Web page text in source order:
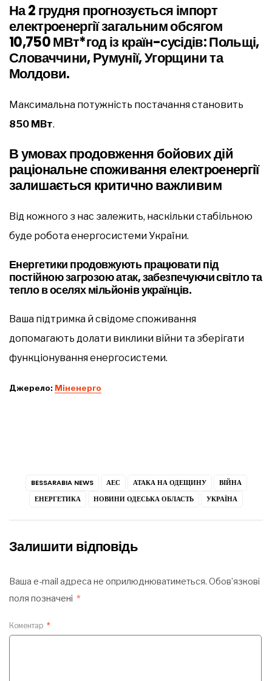
На 2 грудня прогнозується імпорт
електроенергії загальним обсягом
10,750 МВт*годіз країн-сусідів: Польщі,
Словаччини, Румунії, Угорщини та
Молдови.
Максимальна потужність постачання становить
850 МВт.
В умовах продовження бойових дій
раціональне споживання електроенергії
залишається критично важливим
Від кожного з нас залежить, наскільки стабільною
буде робота енергосистеми України.
Енергетики продовжують працювати під
постійною загрозою атак, забезпечуючи світло та
тепло в оселях мільйонів українців.
Ваша підтримка й свідоме споживання
допомагають долати виклики війни та зберігати
функціонування енергосистеми.
Джерело: Міненерго
BESSARABIA NEWS АЕС АТАКА НА ОДЕЩИНУ
ВІЙНА
ЕНЕРГЕТИКА
НОВИНИ ОДЕСЬКА ОБЛАСТЬ УКРАЇНА
Залишити відповідь
Ваша e-mail адреса не оприлюднюватиметься. Обов’язкові
поля позначені *
Коментар *